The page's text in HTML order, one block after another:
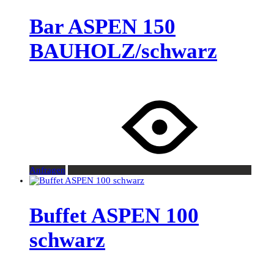
Bar ASPEN 150
BAUHOLZ/schwarz
Anfragen
Buffet ASPEN 100
schwarz